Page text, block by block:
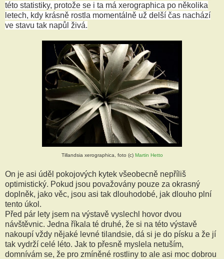
této statistiky, protože se i ta má xerographica po několika
letech, kdy krásně rostla momentálně už delší čas nachází
ve stavu tak napůl živá.
Tillandsia xerographica, foto (c) Martin Hetto
On je asi úděl pokojových kytek všeobecně nepříliš
optimistický. Pokud jsou považovány pouze za okrasný
doplněk, jako věc, jsou asi tak dlouhodobé, jak dlouho plní
tento úkol.
Před pár lety jsem na výstavě vyslechl hovor dvou
návštěvnic. Jedna říkala té druhé, že si na této výstavě
nakoupí vždy nějaké levné tilandsie, dá si je do písku a že jí
tak vydrží celé léto. Jak to přesně myslela netuším,
domnívám se, že pro zmíněné rostliny to ale asi moc dobrou